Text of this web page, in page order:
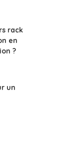
rack
en
?
un